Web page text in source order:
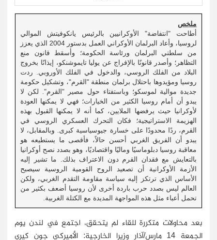
ملخص
أطاحت "انتفاضة" الأوكرانيين بالرئيس يانكوفيتش الموالي
لروسيا، وأعاد البرلمان الأوكراني العمل بدستور 2004 الذي يعزز
من سلطتي البرلمان ورئاسة الحكومة؛ وأسقط قانون منع
التظاهر؛ وأصدر قانونًا بالإفراج عن يوليا تايموشنكو، إيذانًا بخروج
البلاد من الفلك الروسي، والدخول في الفلك الأوروبي. ردت
روسيا ومؤيدوها باحتلال برلمان منطقة "القرم"، وتشكيل حكومة
جديدة موالية لموسكو؛ وباستفتاء حول مصير "القرم". لكن لا
يبدو أن أمام روسيا الكثير من الخيارات؛ فهي لا يمكنها العودة
لأوكرانيا حيث يرفضها الملايين، كما أنه لا يمكنها القبول بهذه
الهزيمة الاستراتيجية؛ فكان التحرك العسكري الروسي في
القرم، ردًا محدودًا على خسارة جيوسياسية كبرى. وبالمقابل، لا
يبدو أن الفريق الغربي أحسن حالاً، فأقصى ما يستطيعه هو
معاقبة روسيا دبلوماسيًا وماليًا واقتصاديًا، وهو بصدد نصح أوكرانيا
بالتعايش مع فقدان القرم دون الاعتراف بذلك. ما تشير إليه
الأزمة الأوكرانية أن تصعيد الروح القومية الروسية سيصبح
الأساس الذي ترتكز إليه سياسة مقاومة التقدم الغربي، ولكن
العالم ليس بصدد حرب باردة أخرى لأن روسيا أضعف بكثير من
تحمل أعباء مثل هذه المواجهة المديدة مع الكتلة الغربية.
بعد محاولات متكررة للقاء لم يتحقق، اجتمع في لندن يوم
الجمعة 14 مارس/آذار وزيرا الخارجية: الأميركي جون كيري